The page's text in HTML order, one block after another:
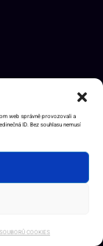
web správně provozovali a
ID. Bez souhlasu nemusí
COOKIES